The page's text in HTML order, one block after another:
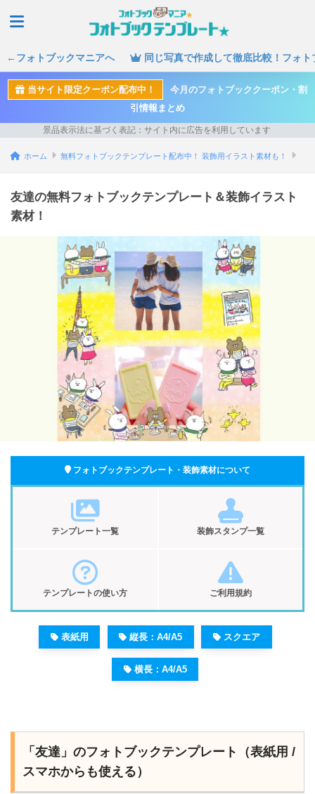
←フォトブックマニアへ 同じ写真で作成して徹底比較！フォ
当サイト限定クーポン配布中！
今月のフォトブッククーポン・割
引情報まとめ
ホーム 無料フォトブックテンプレート配布中！ 装飾用イラスト素材も！
友達の無料フォトブックテンプレート＆装飾イラスト
素材！
フォトブックテンプレート・装飾素材について
テンプレート一覧 装飾スタンプ一覧
テンプレートの使い方 ご利用規約
表紙用 縦長：A4/A5 スクエア
横長：A4/A5
「友達」のフォトブックテンプレート（表紙用 /
スマホからも使える）